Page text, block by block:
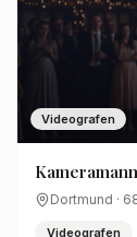
Videografen
Dortmund ·
Videografen